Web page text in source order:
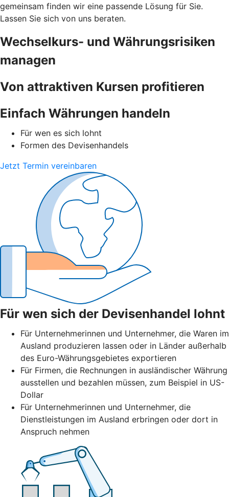
gemeinsam finden wir eine passende Lösung für Sie.
Lassen Sie sich von uns beraten.
Wechselkurs- und Währungsrisiken
managen
Von attraktiven Kursen profitieren
Einfach Währungen handeln
Für wen es sich lohnt
Formen des Devisenhandels
Jetzt Termin vereinbaren
Für wen sich der Devisenhandel lohnt
Für Unternehmerinnen und Unternehmer, die Waren im
Ausland produzieren lassen oder in Länder außerhalb
des Euro-Währungsgebietes exportieren
Für Firmen, die Rechnungen in ausländischer Währung
ausstellen und bezahlen müssen, zum Beispiel in US-
Dollar
Für Unternehmerinnen und Unternehmer, die
Dienstleistungen im Ausland erbringen oder dort in
Anspruch nehmen